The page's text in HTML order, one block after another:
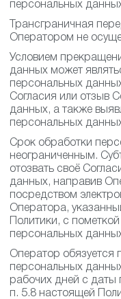
Оператор не
персональных
Трансграничная
Оператором не
Условием
данных может
персональных
Согласия или отзыв
персональных
неправомерной
Срок обработки
неограниченным.
отозвать своё
данных, направив
посредством
Оператора,
Политики, с
персональных
Оператор обязуется
персональных
рабочих дней с даты